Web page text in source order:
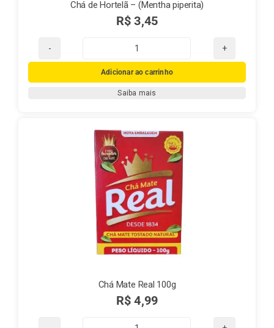
Chá de Hortelã – (Mentha piperita)
R$ 3,45
Chá
de
Hortelã
piperita)
quantidade
Adicionar ao carrinho
Saiba mais
Chá Mate Real 100g
R$ 4,99